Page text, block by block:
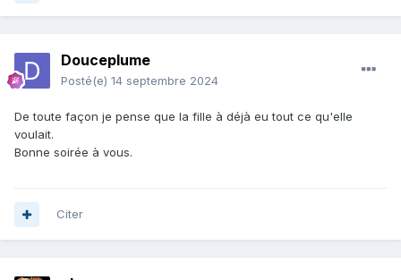
Douceplume
Posté(e) 14 septembre 2024
De toute façon je pense que la fille à déjà eu tout ce qu'elle
voulait.
Bonne soirée à vous.
Citer